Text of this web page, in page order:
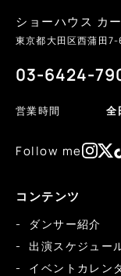
ショーハウス カ
東京都大田区西蒲田7-
03-6424-
営業時間 全
Follow me
コンテンツ
ダンサー紹介
出演スケジュー
イベントカレン